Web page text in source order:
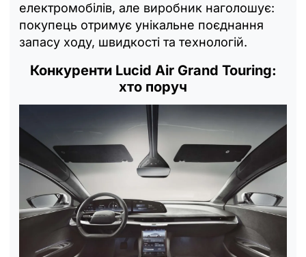
електромобілів, але виробник наголошує:
покупець отримує унікальне поєднання
запасу ходу, швидкості та технологій.
Конкуренти Lucid Air Grand Touring:
хто поруч